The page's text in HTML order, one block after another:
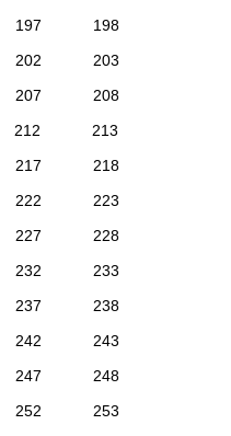
197
198
202
203
207
208
212
213
217
218
222
223
227
228
232
233
237
238
242
243
247
248
252
253